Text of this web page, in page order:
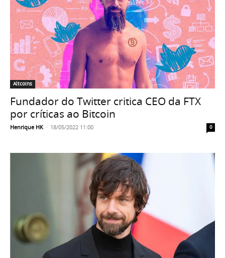
Altcoins
Fundador do Twitter critica CEO da FTX
por críticas ao Bitcoin
Henrique HK - 18/05/2022 11:00 0